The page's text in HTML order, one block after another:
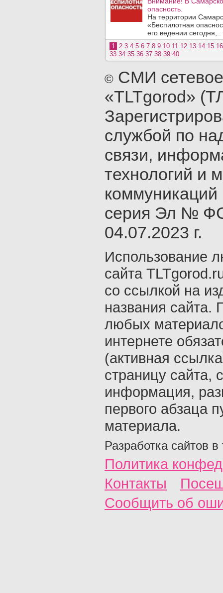
опасность.
На территории
«Беспилотная
его ведении сегодня,..
1 2 3 4 5 6 7 8 9 10 11 12 13 14 15 16
33 34 35 36 37 38 39 40
© СМИ
«TLTgorod»
службой по
связи,
технологий и
серия Эл №
04.07.2023 г.
Использование
сайта
со ссылкой на
названия сайта.
любых
интернете
(активная
страницу сайта,
информация,
первого абзаца
материала.
Разработка сайтов в
Политика
Контакты
Сообщить об